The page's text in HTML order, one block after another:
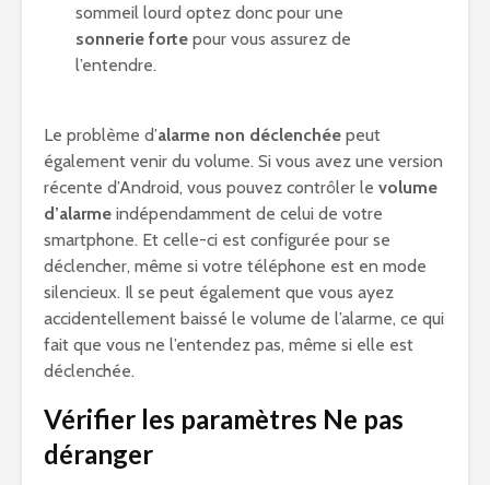
sommeil lourd optez donc pour une
sonnerie fortepour vous assurez de
l’entendre.
Le problème d’alarme non déclenchée peut
également venir du volume. Si vous avez une version
récente d’Android, vous pouvez contrôler le volume
d’alarme indépendamment de celui de votre
smartphone. Et celle-ci est configurée pour se
déclencher, même si votre téléphone est en mode
silencieux. Il se peut également que vous ayez
accidentellement baissé le volume de l’alarme, ce qui
fait que vous ne l’entendez pas, même si elle est
déclenchée.
Vérifier les paramètres Ne pas
déranger